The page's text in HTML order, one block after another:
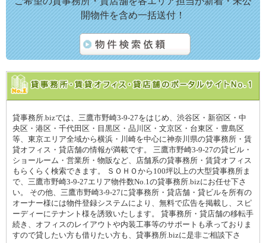
開物件を含め一括送付！
貸事務所.bizでは、三鷹市野崎3-9-27をはじめ、渋谷区・新宿区・中
央区・港区・千代田区・目黒区・品川区・文京区・台東区・豊島区
等、東京エリア全域から横浜・川崎を中心に神奈川県の貸事務所・賃
貸オフィス・貸店舗の情報が満載です。 三鷹市野崎3-9-27の貸ビル・
ショールーム・営業所・物販など、店舗系の貸事務所・賃貸オフィス
もらくらく検索できます。 ＳＯＨＯから100坪以上の大型貸事務所ま
で、三鷹市野崎3-9-27エリア物件数No.1の貸事務所.bizにお任せ下さ
い。 その他、三鷹市野崎3-9-27に貸事務所・貸店舗・貸ビルを所有の
オーナー様には物件登録システムにより、無料で広告を掲載し、スピ
ーディーにテナント様を誘致いたします。 貸事務所・貸店舗の移転手
続き、オフィスのレイアウトや内装工事等のサポートも承っておりま
すので貸したい方も借りたい方も、貸事務所.bizに是非ご相談下さ